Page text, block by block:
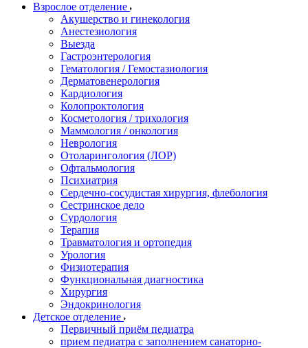
Взрослое отделение
Акушерство и гинекология
Анестезиология
Выезда
Гастроэнтерология
Гематология / Гемостазиология
Дерматовенерология
Кардиология
Колопроктология
Косметология / трихология
Маммология / онкология
Неврология
Отоларингология (ЛОР)
Офтальмология
Психиатрия
Сердечно-сосудистая хирургия, флебология
Сестринское дело
Сурдология
Терапия
Травматология и ортопедия
Урология
Физиотерапия
Функциональная диагностика
Хирургия
Эндокринология
Детское отделение
Первичный приём педиатра
прием педиатра с заполнением санаторно-